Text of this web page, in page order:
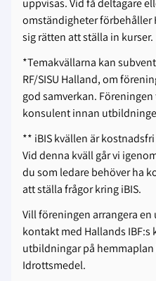
uppvisas. Vid få deltagare
omständigheter
sig rätten att ställa in kurser.
*Temakvällarna kan
RF/SISU Halland,om
god samverkan. Föreningen
konsulent innan
** iBIS kvällen är
Vid denna kväll går vi
du som ledare behöver ha
att ställa frågor kring iBIS.
Vill föreningen arrangera
kontakt med Hallands IBF:s
utbildningar på
Idrottsmedel.